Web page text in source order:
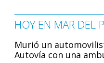
HOY EN MAR DEL
Murió un
Autovía con una